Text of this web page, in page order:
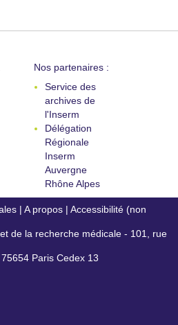
Nos partenaires :
Service des
archives de
l'Inserm
Délégation
Régionale
Inserm
Auvergne
Rhône Alpes
| A propos | Accessibilité (non
conforme)
de la recherche médicale - 101, rue
Paris Cedex 13